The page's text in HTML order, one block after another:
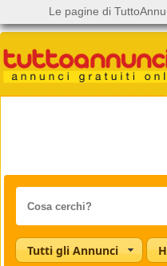
Tutti gli Annunci
Le pagine di